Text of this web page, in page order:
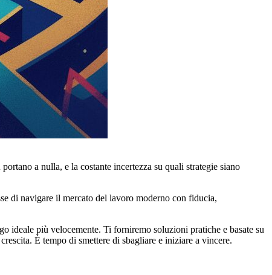
a nulla, e la costante incertezza su quali strategie siano
di navigare il mercato del lavoro moderno con fiducia,
ideale più velocemente. Ti forniremo soluzioni pratiche e basate su
È tempo di smettere di sbagliare e iniziare a vincere.